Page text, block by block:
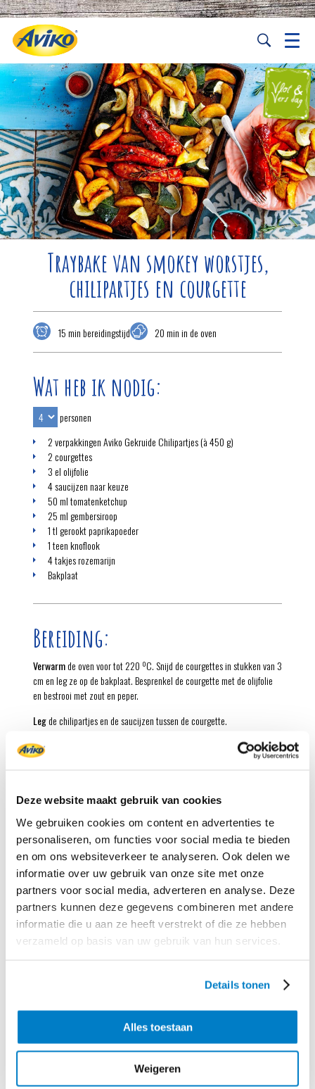
Deze website maakt gebruik van cookies
We gebruiken cookies om content en advertenties te
personaliseren, om functies voor social media te bieden
en om ons websiteverkeer te analyseren. Ook delen we
informatie over uw gebruik van onze site met onze
partners voor social media, adverteren en analyse. Deze
partners kunnen deze gegevens combineren met andere
informatie die u aan ze heeft verstrekt of die ze hebben
verzameld op basis van uw gebruik van hun services.
Details tonen
Alles toestaan
Weigeren
Traybake van smokey worstjes,
chilipartjes en courgette
15 min bereidingstijd 20 min in de oven
Wat heb ik nodig:
personen
2 verpakkingen Aviko Gekruide Chilipartjes (à 450 g)
2 courgettes
3 el olijfolie
4 saucijzen naar keuze
50 ml tomatenketchup
25 ml gembersiroop
1 tl gerookt paprikapoeder
1 teen knoflook
4 takjes rozemarijn
Bakplaat
Bereiding:
Verwarmde oven voor tot 220 ºC. Snijd de courgettes in stukken van 3
cm en leg ze op de bakplaat. Besprenkel de courgette met de olijfolie
en bestrooi met zout en peper.
Legde chilipartjes en de saucijzen tussen de courgette.
Meng
voor de marinade de tomatenketchup met de gembersiroop en
het gerookt paprikapoeder. Pers of rasp de knoflook erboven en meng
Hakof knip de rozemarijn grof en steek de toefjes tussen de groenten
en chilipartjes.
Bakde chilipartjes met de courgette en de saucijzen in de
voorverwarmde oven in 20 minuten mooi bruin en gaar.
Weinig tijd? Verdeel wat chilipartjes met groenten en snel gemarineerde
saucijzen over een bakplaat, en de oven doet de rest!
Tip:Maak een dubbele portie van de smokey marinade en serveer de
helft als dipsaus bij de traybake.
Benodigd product